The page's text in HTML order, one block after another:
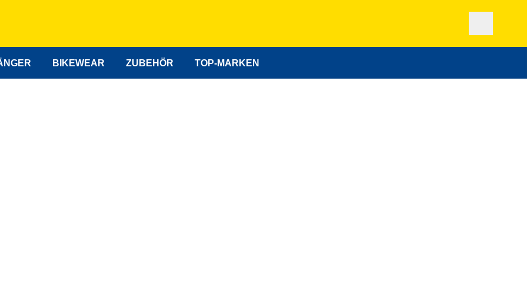
BIKEWEAR ZUBEHÖR TOP-MARKEN